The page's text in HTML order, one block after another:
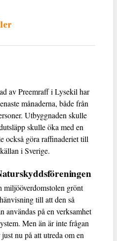
av Preemraff i Lysekil har
månaderna, både från
Utbyggnaden skulle
skulle öka med en
också göra raffinaderiet till
i Sverige.
grönt
till att den så
användas på en verksamhet
Men än är inte frågan
nu på att utreda om en